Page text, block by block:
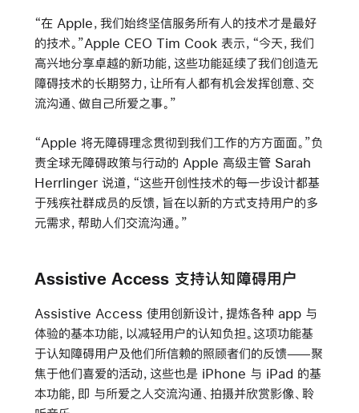
“在 Apple，我们始终坚信服务所有人的技术才是最好
的技术。”Apple CEO Tim Cook 表示，“今天，我们
高兴地分享卓越的新功能，这些功能延续了我们创造无
障碍技术的长期努力，让所有人都有机会发挥创意、交
流沟通、做自己所爱之事。”
“Apple 将无障碍理念贯彻到我们工作的方方面面。”负
责全球无障碍政策与行动的 Apple 高级主管 Sarah
Herrlinger 说道，“这些开创性技术的每一步设计都基
于残疾社群成员的反馈，旨在以新的方式支持用户的多
元需求，帮助人们交流沟通。”
Assistive Access 支持认知障碍用户
Assistive Access 使用创新设计，提炼各种 app 与
体验的基本功能，以减轻用户的认知负担。这项功能基
于认知障碍用户及他们所信赖的照顾者们的反馈——聚
焦于他们喜爱的活动，这些也是 iPhone 与 iPad 的基
本功能，即 与所爱之人交流沟通、拍摄并欣赏影像、聆